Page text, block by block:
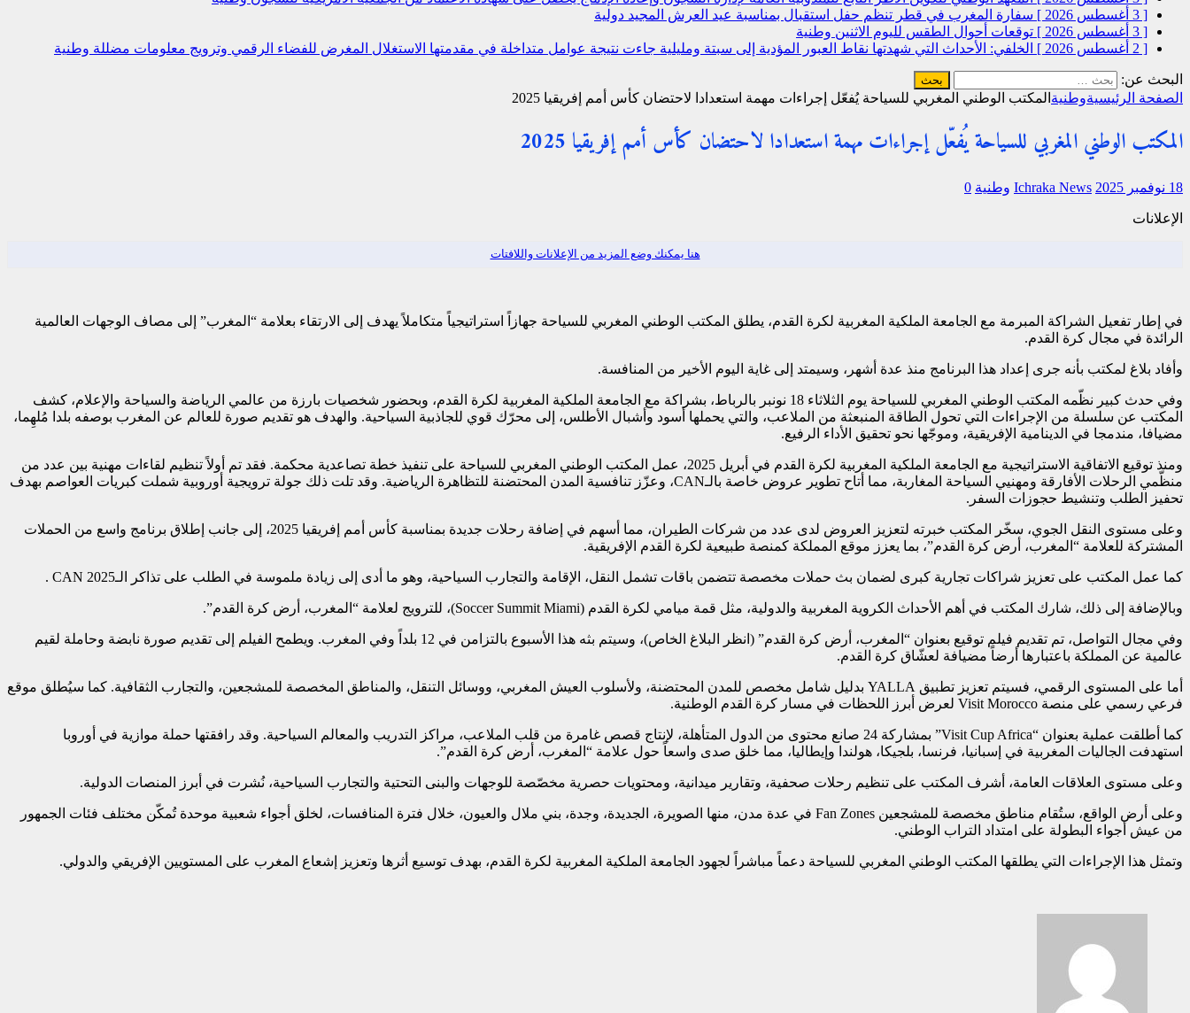
[ 3 أغسطس 2026 ]
سفارة المغرب في قطر تنظم حفل استقبال بمناسبة عيد العرش المجيد دولية
[ 3 أغسطس 2026 ]
توقعات أحوال الطقس لليوم الاثنين وطنية
[ 2 أغسطس 2026 ]
الخلفي: الأحداث التي شهدتها نقاط العبور المؤدية إلى سبتة ومليلية جاءت نتيجة عوامل متداخلة في مقدمتها الاستغلال المغرض للفضاء الرقمي وترويج معلومات مضللة وطنية
البحث عن:
الصفحة الرئيسيةوطنية المكتب الوطني المغربي للسياحة يُفعّل إجراءات مهمة استعدادا لاحتضان كأس أمم إفريقيا 2025
المكتب الوطني المغربي للسياحة يُفعّل إجراءات مهمة استعدادا لاحتضان كأس أمم إفريقيا 2025
18 نوفمبر 2025 Ichraka News وطنية 0
الإعلانات
هنا يمكنك وضع المزيد من الإعلانات واللافتات
في إطار تفعيل الشراكة المبرمة مع الجامعة الملكية المغربية لكرة القدم، يطلق المكتب الوطني المغربي للسياحة جهازاً استراتيجياً متكاملاً يهدف إلى الارتقاء بعلامة “المغرب” إلى مصاف الوجهات العالمية
الرائدة في مجال كرة القدم.
وأفاد بلاغ لمكتب بأنه جرى إعداد هذا البرنامج منذ عدة أشهر، وسيمتد إلى غاية اليوم الأخير من المنافسة.
وفي حدث كبير نظّمه المكتب الوطني المغربي للسياحة يوم الثلاثاء 18 نونبر بالرباط، بشراكة مع الجامعة الملكية المغربية لكرة القدم، وبحضور شخصيات بارزة من عالمي الرياضة والسياحة والإعلام، كشف
المكتب عن سلسلة من الإجراءات التي تحول الطاقة المنبعثة من الملاعب، والتي يحملها أسود وأشبال الأطلس، إلى محرّك قوي للجاذبية السياحية. والهدف هو تقديم صورة للعالم عن المغرب بوصفه بلدا مُلهِما،
مضيافا، مندمجا في الدينامية الإفريقية، وموجّها نحو تحقيق الأداء الرفيع.
ومنذ توقيع الاتفاقية الاستراتيجية مع الجامعة الملكية المغربية لكرة القدم في أبريل 2025، عمل المكتب الوطني المغربي للسياحة على تنفيذ خطة تصاعدية محكمة. فقد تم أولاً تنظيم لقاءات مهنية بين عدد من
منظّمي الرحلات الأفارقة ومهنيي السياحة المغاربة، مما أتاح تطوير عروض خاصة بالـCAN، وعزّز تنافسية المدن المحتضنة للتظاهرة الرياضية. وقد تلت ذلك جولة ترويجية أوروبية شملت كبريات العواصم بهدف
تحفيز الطلب وتنشيط حجوزات السفر.
وعلى مستوى النقل الجوي، سخّر المكتب خبرته لتعزيز العروض لدى عدد من شركات الطيران، مما أسهم في إضافة رحلات جديدة بمناسبة كأس أمم إفريقيا 2025، إلى جانب إطلاق برنامج واسع من الحملات
المشتركة للعلامة “المغرب، أرض كرة القدم”، بما يعزز موقع المملكة كمنصة طبيعية لكرة القدم الإفريقية.
كما عمل المكتب على تعزيز شراكات تجارية كبرى لضمان بث حملات مخصصة تتضمن باقات تشمل النقل، الإقامة والتجارب السياحية، وهو ما أدى إلى زيادة ملموسة في الطلب على تذاكر الـCAN 2025 .
وبالإضافة إلى ذلك، شارك المكتب في أهم الأحداث الكروية المغربية والدولية، مثل قمة ميامي لكرة القدم (Soccer Summit Miami)، للترويج لعلامة “المغرب، أرض كرة القدم”.
وفي مجال التواصل، تم تقديم فيلم توقيع بعنوان “المغرب، أرض كرة القدم” (انظر البلاغ الخاص)، وسيتم بثه هذا الأسبوع بالتزامن في 12 بلداً وفي المغرب. ويطمح الفيلم إلى تقديم صورة نابضة وحاملة لقيم
عالمية عن المملكة باعتبارها أرضاً مضيافة لعشّاق كرة القدم.
أما على المستوى الرقمي، فسيتم تعزيز تطبيق YALLA بدليل شامل مخصص للمدن المحتضنة، ولأسلوب العيش المغربي، ووسائل التنقل، والمناطق المخصصة للمشجعين، والتجارب الثقافية. كما سيُطلق موقع
فرعي رسمي على منصة Visit Morocco لعرض أبرز اللحظات في مسار كرة القدم الوطنية.
كما أطلقت عملية بعنوان “Visit Cup Africa” بمشاركة 24 صانع محتوى من الدول المتأهلة، لإنتاج قصص غامرة من قلب الملاعب، مراكز التدريب والمعالم السياحية. وقد رافقتها حملة موازية في أوروبا
استهدفت الجاليات المغربية في إسبانيا، فرنسا، بلجيكا، هولندا وإيطاليا، مما خلق صدى واسعاً حول علامة “المغرب، أرض كرة القدم”.
وعلى مستوى العلاقات العامة، أشرف المكتب على تنظيم رحلات صحفية، وتقارير ميدانية، ومحتويات حصرية مخصّصة للوجهات والبنى التحتية والتجارب السياحية، نُشرت في أبرز المنصات الدولية.
وعلى أرض الواقع، ستُقام مناطق مخصصة للمشجعين Fan Zones في عدة مدن، منها الصويرة، الجديدة، وجدة، بني ملال والعيون، خلال فترة المنافسات، لخلق أجواء شعبية موحدة تُمكّن مختلف فئات الجمهور
من عيش أجواء البطولة على امتداد التراب الوطني.
وتمثل هذا الإجراءات التي يطلقها المكتب الوطني المغربي للسياحة دعماً مباشراً لجهود الجامعة الملكية المغربية لكرة القدم، بهدف توسيع أثرها وتعزيز إشعاع المغرب على المستويين الإفريقي والدولي.